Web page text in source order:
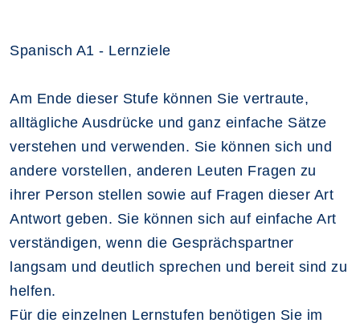
Spanisch A1 - Lernziele
Am Ende dieser Stufe können Sie vertraute,
alltägliche Ausdrücke und ganz einfache Sätze
verstehen und verwenden. Sie können sich und
andere vorstellen, anderen Leuten Fragen zu
ihrer Person stellen sowie auf Fragen dieser Art
Antwort geben. Sie können sich auf einfache Art
verständigen, wenn die Gesprächspartner
langsam und deutlich sprechen und bereit sind zu
helfen.
Für die einzelnen Lernstufen benötigen Sie im